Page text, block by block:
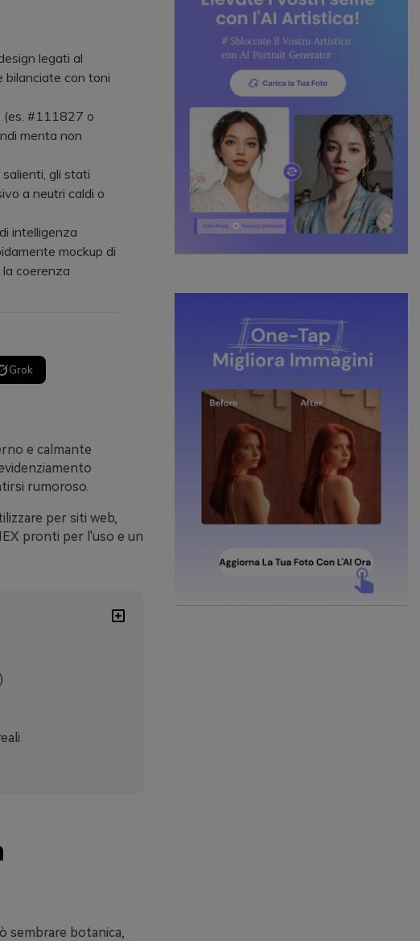
legati al
bilanciate con toni
(es. #111827 o
menta non
gli stati
a neutri caldi o
intelligenza
mockup di
coerenza
Grok
e calmante
rumoroso.
per siti web,
pronti per l'uso e un
sembrare botanica,